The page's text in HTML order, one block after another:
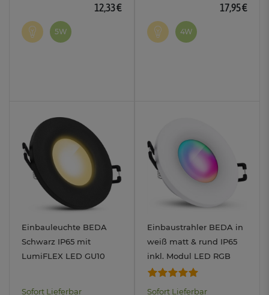
12,33 €
5W
17,95 €
4W
Einbauleuchte BEDA
Schwarz IP65 mit
LumiFLEX LED GU10
Sofort Lieferbar
Einbaustrahler BEDA in
weiß matt & rund IP65
inkl. Modul LED RGB
WLAN dim
Sofort Lieferbar